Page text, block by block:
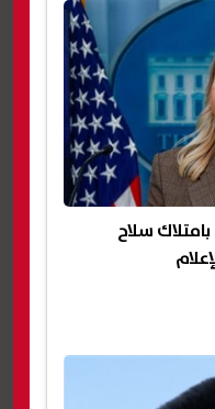
سلاح